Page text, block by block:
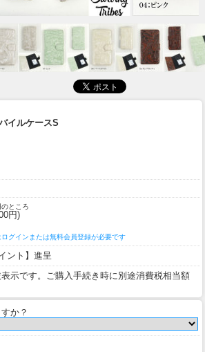
イルケースS
ところ
円)
グインまたは無料会員登録が必要です
ント】進呈
示です。ご購入手続き時に別途消費税相当額
か？